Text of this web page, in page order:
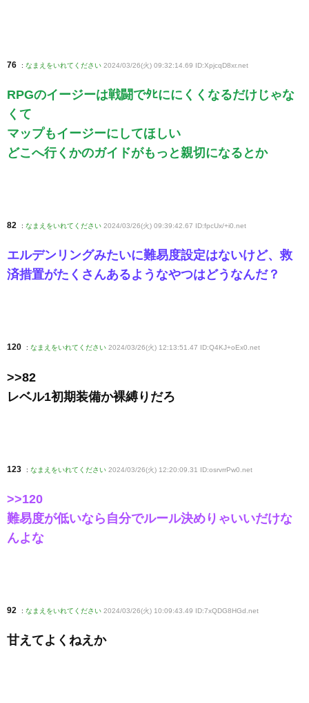
76 : なまえをいれてください 2024/03/26(火) 09:32:14.69 ID:XpjcqD8xr.net
RPGのイージーは戦闘でﾀﾋににくくなるだけじゃな
くて
マップもイージーにしてほしい
どこへ行くかのガイドがもっと親切になるとか
82 : なまえをいれてください 2024/03/26(火) 09:39:42.67 ID:fpcUx/+i0 .net
エルデンリングみたいに難易度設定はないけど、救
済措置がたくさんあるようなやつはどうなんだ？
120 : なまえをいれてください 2024/03/26(火) 12:13:51.47 ID:Q4KJ+oEx0.net
>>82
レベル1初期装備か裸縛りだろ
123 : なまえをいれてください 2024/03/26(火) 12:20:09.31 ID:osrvrrPw0 .net
>>120
難易度が低いなら自分でルール決めりゃいいだけな
んよな
92 : なまえをいれてください 2024/03/26(火) 10:09:43.49 ID:7xQDG8HGd .net
甘えてよくねえか